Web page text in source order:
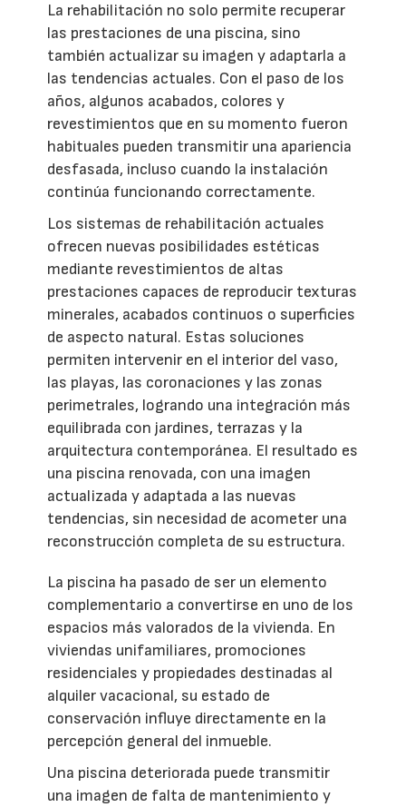
La rehabilitación no solo permite recuperar
las prestaciones de una piscina, sino
también actualizar su imagen y adaptarla a
las tendencias actuales. Con el paso de los
años, algunos acabados, colores y
revestimientos que en su momento fueron
habituales pueden transmitir una apariencia
desfasada, incluso cuando la instalación
continúa funcionando correctamente.
Los sistemas de rehabilitación actuales
ofrecen nuevas posibilidades estéticas
mediante revestimientos de altas
prestaciones capaces de reproducir texturas
minerales, acabados continuos o superficies
de aspecto natural. Estas soluciones
permiten intervenir en el interior del vaso,
las playas, las coronaciones y las zonas
perimetrales, logrando una integración más
equilibrada con jardines, terrazas y la
arquitectura contemporánea. El resultado es
una piscina renovada, con una imagen
actualizada y adaptada a las nuevas
tendencias, sin necesidad de acometer una
reconstrucción completa de su estructura.
La piscina ha pasado de ser un elemento
complementario a convertirse en uno de los
espacios más valorados de la vivienda. En
viviendas unifamiliares, promociones
residenciales y propiedades destinadas al
alquiler vacacional, su estado de
conservación influye directamente en la
percepción general del inmueble.
Una piscina deteriorada puede transmitir
una imagen de falta de mantenimiento y